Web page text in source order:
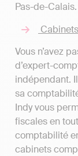
Pas-de-Calais.
Vous n’avez
d’expert-
indépendant.
sa
Indy vous
fiscales en
comptabilité
cabinets